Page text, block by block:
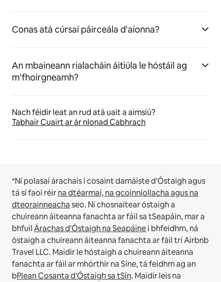
Conas atá cúrsaí páirceála d'aíonna?
An mbaineann rialacháin áitiúla le hóstáil ag
m'fhoirgneamh?
Nach féidir leat an rud atá uait a aimsiú?
Tabhair Cuairt ar ár nIonad Cabhrach
*Ní polasaí árachais í cosaint damáiste d'Óstaigh agus
tá sí faoi réirna dtéarmaí, na gcoinníollacha agus na
dteorainneachaseo. Ní chosnaítear óstaigh a
chuireann áiteanna fanachta ar fáil sa tSeapáin, mar a
bhfuilÁrachas d'Óstaigh na Seapáinei bhfeidhm, ná
óstaigh a chuireann áiteanna fanachta ar fáil trí Airbnb
Travel LLC. Maidir le hóstaigh a chuireann áiteanna
fanachta ar fáil ar mhórthír na Síne, tá feidhm ag an
bPlean Cosanta d'Óstaigh sa tSín. Maidir leis na